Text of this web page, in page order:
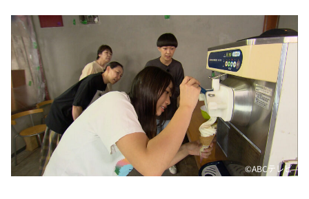
DAIGOも台所 ～きょうの献立 何にする？～
本日はダイアンなり！シーズン２
朝だ！生です旅サラダ
教えて！ニュースライブ 正義のミカタ
ＬＩＦＥ～夢のカタチ～
新婚さんいらっしゃい！
ポツンと一軒家
©️ABCテレビ